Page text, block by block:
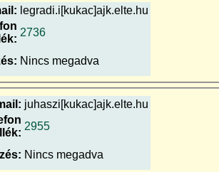
legradi.i[kukac]ajk.elte.hu
2736
Nincs megadva
juhaszi[kukac]ajk.elte.hu
2955
Nincs megadva